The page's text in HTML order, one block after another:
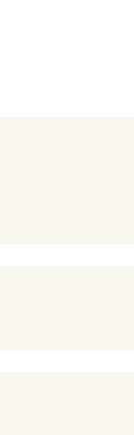
Entwicklungen